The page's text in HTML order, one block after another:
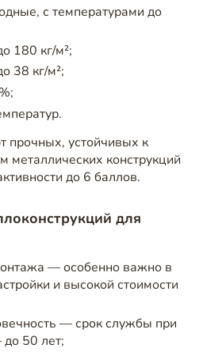
с температурами до
180 кг/м²;
38 кг/м²;
прочных, устойчивых к
металлических конструкций
до 6 баллов.
для
— особенно важно в
и высокой стоимости
— срок службы при
50 лет;